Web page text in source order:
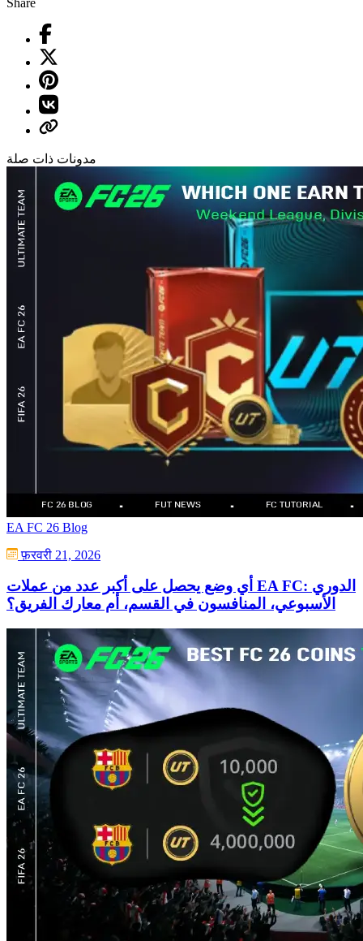
مدونات ذات صلة
EA FC 26 Blog
फ़रवरी 21, 2026
أي وضع يحصل على أكبر عدد من عملات EA FC: الدوري
الأسبوعي، المنافسون في القسم، أم معارك الفريق؟